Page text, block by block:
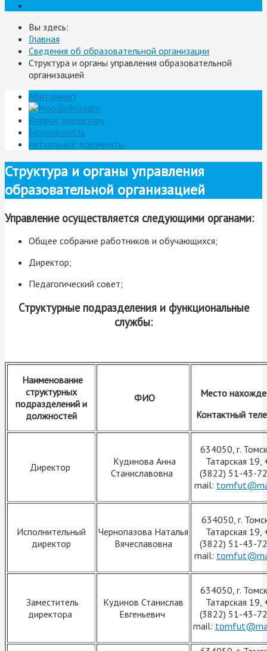
Вы здесь:
Главная
Сведения об образовательной организации
Структура и органы управления образовательной
организацией
Абитуриент
Moodle
Вопрос директору
Безопасность
Актуальные документы
Структура и органы управления
образовательной организацией
Управление осуществляется следующими органами:
Общее собрание работников и обучающихся;
Директор;
Педагогический совет;
Структурные подразделения и функциональные
службы:
Наименование
структурных
подразделений и
должностей
ФИО
Место
Контактный
Директор
Кудинова Анна
Станиславовна
634050, г.
Татарская 19,
(3822) 51-43-
mail:
Исполнительный
директор
Чернопазова Наталья
Вячеславовна
634050, г.
Татарская 19,
(3822) 51-43-
mail:
Заместитель
директора
Кудинов Станислав
Евгеньевич
634050, г.
Татарская 19,
(3822) 51-43-
mail: